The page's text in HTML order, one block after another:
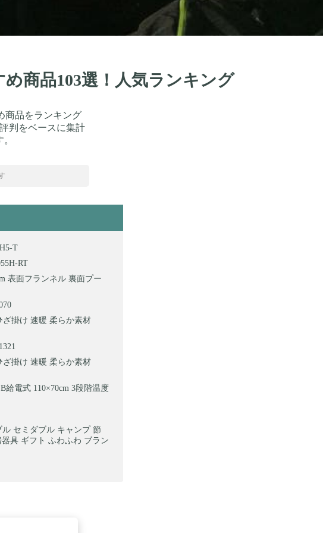
め商品103選！人気ランキング
商品をランキング
判をベースに集計
T
RT
表面フランネル 裏面プー
掛け 速暖 柔らか素材
掛け 速暖 柔らか素材
給電式 110×70cm 3段階温度
セミダブル キャンプ 節
具 ギフト ふわふわ ブラン